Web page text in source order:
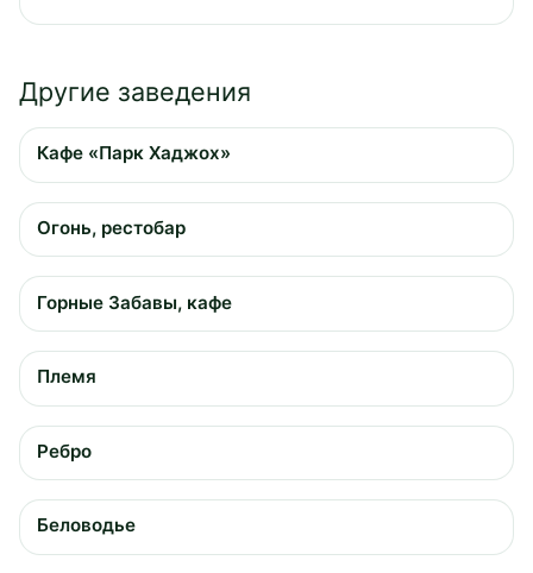
Другие заведения
Кафе «Парк Хаджох»
Огонь, рестобар
Горные Забавы, кафе
Племя
Ребро
Беловодье